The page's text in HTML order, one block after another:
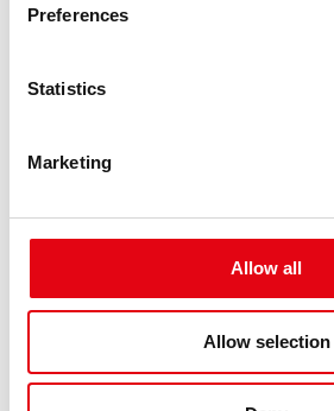
Preferences
Statistics
Marketing
Allow all
Allow selection